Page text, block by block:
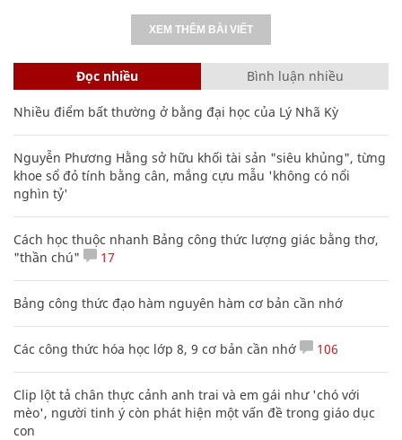
XEM THÊM BÀI VIẾT
Đọc nhiều Bình luận nhiều
Nhiều điểm bất thường ở bằng đại học của Lý Nhã Kỳ
Nguyễn Phương Hằng sở hữu khối tài sản "siêu khủng", từng
khoe sổ đỏ tính bằng cân, mắng cựu mẫu 'không có nổi
nghìn tỷ'
Cách học thuộc nhanh Bảng công thức lượng giác bằng thơ,
"thần chú"
17
Bảng công thức đạo hàm nguyên hàm cơ bản cần nhớ
Các công thức hóa học lớp 8, 9 cơ bản cần nhớ 106
Clip lột tả chân thực cảnh anh trai và em gái như 'chó với
mèo', người tinh ý còn phát hiện một vấn đề trong giáo dục
con